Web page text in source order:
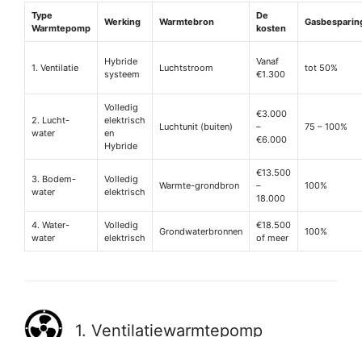
Type
Warmtepomp
Werking Warmtebron
De
kosten
1. Ventilatie
Hybride
systeem
Luchtstroom
Vanaf
€1.300
tot 50%
2. Lucht-
water
Volledig
elektrisch
en
Hybride
Luchtunit (buiten)
€3.000
–
€6.000
75 – 100%
3. Bodem-
water
Volledig
elektrisch
Warmte-grondbron
€13.500
–
18.000
100%
4. Water-
water
Volledig
elektrisch
Grondwaterbronnen
€18.500
of meer
100%
1. Ventilatiewarmtepomp